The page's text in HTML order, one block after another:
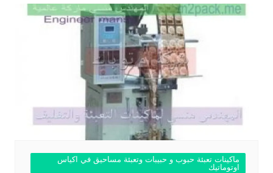
ماكينات تعبئة حبوب و حبيبات وتعبئة مساحيق في اكياس
اوتوماتيك